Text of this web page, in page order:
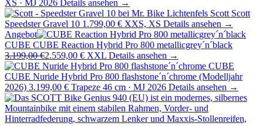
XS · MJ 2026 Details ansehen →
Scott Scott
Speedster Gravel 10 1.799,00 € XXS, XS Details ansehen →
Angebot
CUBE CUBE Reaction Hybrid Pro 800 metallicgrey´n´black
3.199,00 €2.559,00 € XXL Details ansehen →
CUBE
CUBE Nuride Hybrid Pro 800 flashstone´n´chrome (Modelljahr
2026) 3.199,00 € Trapeze 46 cm · MJ 2026 Details ansehen →